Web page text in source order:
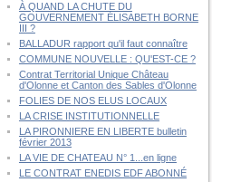
À QUAND LA CHUTE DU
GOUVERNEMENT ÉLISABETH BORNE
III ?
BALLADUR rapport qu'il faut connaître
COMMUNE NOUVELLE : QU'EST-CE ?
Contrat Territorial Unique Château
d'Olonne et Canton des Sables d'Olonne
FOLIES DE NOS ELUS LOCAUX
LA CRISE INSTITUTIONNELLE
LA PIRONNIERE EN LIBERTE bulletin
février 2013
LA VIE DE CHATEAU N° 1...en ligne
LE CONTRAT ENEDIS EDF ABONNÉ